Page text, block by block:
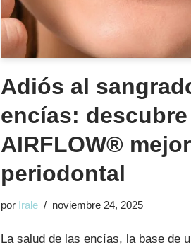
Adiós al
encías:
AIRFLOW®
periodontal
por Irale noviembre 24, 2025
La salud de las encías, la base de